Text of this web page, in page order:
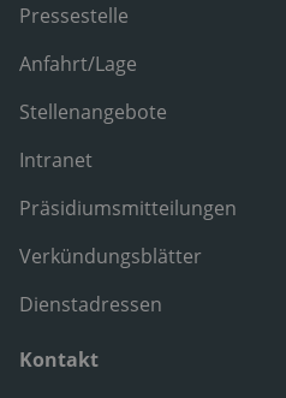
Pressestelle
Anfahrt/Lage
Stellenangebote
Intranet
Präsidiumsmitteilungen
Verkündungsblätter
Dienstadressen
Kontakt